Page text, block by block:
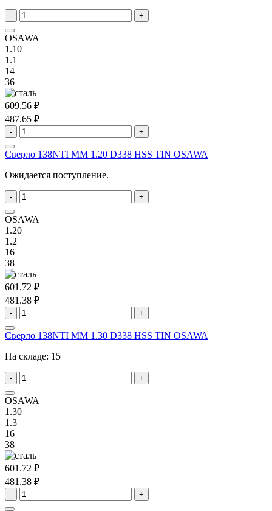
- +
OSAWA
1.10
1.1
14
36
609.56 ₽
487.65 ₽
- +
Сверло 138NTI MM 1.20 D338 HSS TIN OSAWA
Ожидается поступление.
- +
OSAWA
1.20
1.2
16
38
601.72 ₽
481.38 ₽
- +
Сверло 138NTI MM 1.30 D338 HSS TIN OSAWA
На складе: 15
- +
OSAWA
1.30
1.3
16
38
601.72 ₽
481.38 ₽
- +